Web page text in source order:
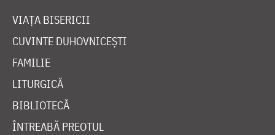
VIAȚA BISERICII
CUVINTE DUHOVNICEȘTI
FAMILIE
LITURGICĂ
BIBLIOTECĂ
ÎNTREABĂ PREOTUL